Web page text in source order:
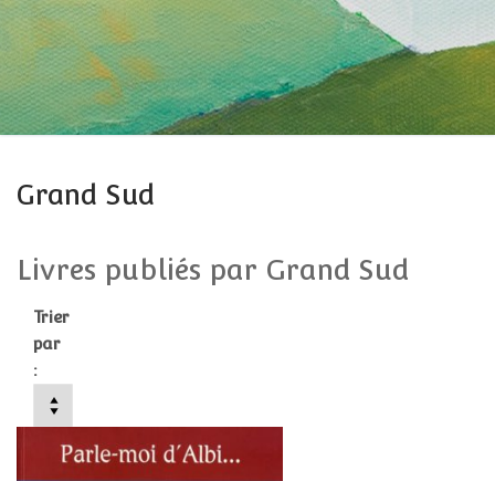
Grand Sud
Livres publiés par Grand Sud
Trier
par
: